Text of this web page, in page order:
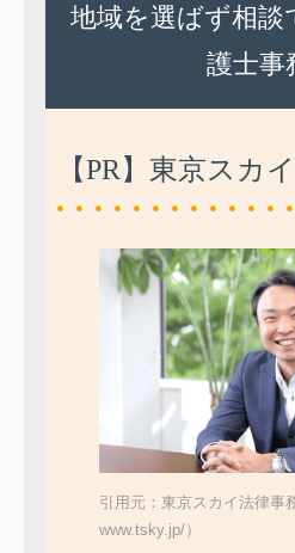
地域を選ばず相談
護士事
【PR】東京スカ
引用元：東京スカイ法律事
www.tsky.jp/）